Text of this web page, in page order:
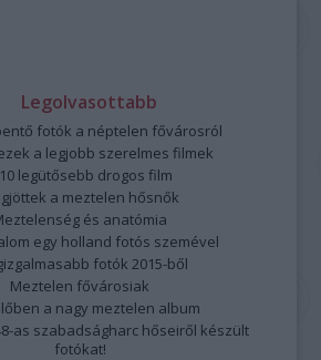
Legolvasottabb
fotók a néptelen fővárosról
a legjobb szerelmes filmek
legütősebb drogos film
a meztelen hősnők
és anatómia
egy holland fotós szemével
fotók 2015-ből
Meztelen fővárosiak
a nagy meztelen album
as szabadságharc hőseiről készült
fotókat!